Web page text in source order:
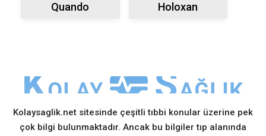
Quando Holoxan
Kolaysaglik.net sitesinde çeşitli tıbbi konular üzerine pek
çok bilgi bulunmaktadır. Ancak bu bilgiler tıp alanında